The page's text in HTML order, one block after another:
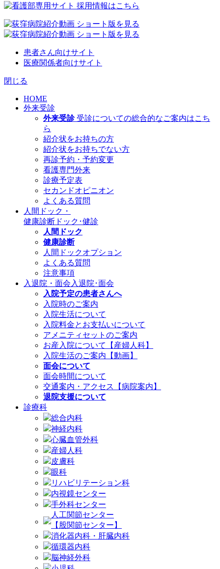
患者さん向けサイト
医療関係者向けサイト
閉じる
HOME
外来受診
外来受診 受診についての総合的なご案内はこち
ら
紹介状をお持ちの方
紹介状をお持ちでない方
再診予約・予約変更
看護専門外来
診療予定表
セカンドオピニオン
よくある質問
人間ドック・
健康診断 ドック･健診
人間ドック
健康診断
人間ドックオプション
よくある質問
注意事項
入退院・面会 入退院･面会
入院予定の患者さんへ
入院時のご案内
入院生活について
入院料金とお支払いについて
アメニティセットのご案内
お産入院について【産婦人科】
入院生活のご案内【動画】
面会について
面会時間について
交通案内・アクセス【病院案内】
退院支援について
診療科
総合内科
神経内科
心臓血管外科
産婦人科
皮膚科
眼科
リハビリテーション科
内視鏡センター
手外科センター
人工関節センター
【股関節センター】
消化器内科・肝臓内科
循環器内科
脳神経外科